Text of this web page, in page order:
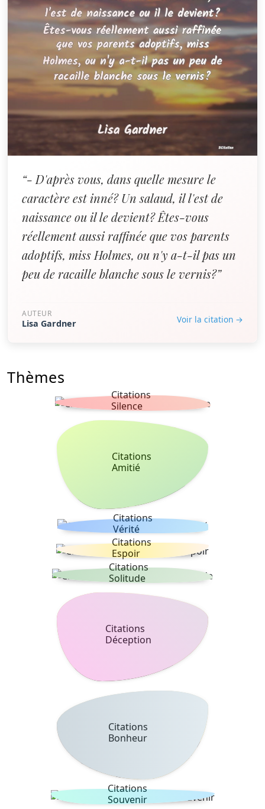
“- D'après vous, dans quelle mesure le
caractère est inné? Un salaud, il l'est de
naissance ou il le devient? Êtes-vous
réellement aussi raffinée que vos parents
adoptifs, miss Holmes, ou n'y a-t-il pas un
peu de racaille blanche sous le vernis?”
AUTEUR
Lisa Gardner Voir la citation →
Thèmes
Citations
Silence
Citations
Amitié
Citations
Vérité
Citations
Espoir
Citations
Solitude
Citations
Déception
Citations
Bonheur
Citations
Souvenir